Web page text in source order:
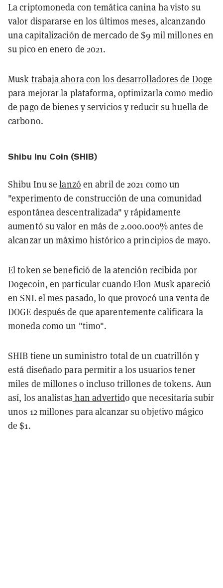
La criptomoneda con temática canina ha visto su
valor dispararse en los últimos meses, alcanzando
una capitalización de mercado de $9 mil millones en
su pico en enero de 2021.
Musk trabaja ahora con los desarrolladores de Doge
para mejorar la plataforma, optimizarla como medio
de pago de bienes y servicios y reducir su huella de
carbono.
Shibu Inu Coin (SHIB)
Shibu Inu selanzó en abril de 2021 como un
"experimento de construcción de una comunidad
espontánea descentralizada" y rápidamente
aumentó su valor en más de 2.000.000% antes de
alcanzar un máximo histórico a principios de mayo.
El token se benefició de la atención recibida por
Dogecoin, en particular cuando Elon Muskapareció
en SNL el mes pasado, lo que provocó una venta de
DOGE después de que aparentemente calificara la
moneda como un "timo".
SHIB tiene un suministro total de un cuatrillón y
está diseñado para permitir a los usuarios tener
miles de millones o incluso trillones de tokens. Aun
así, los analistas han advertido que necesitaría subir
unos 12 millones para alcanzar su objetivo mágico
de $1.